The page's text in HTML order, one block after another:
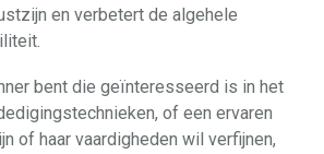
en verbetert de algehele
bent die geïnteresseerd is in het
of een ervaren
of haar vaardigheden wil verfijnen,